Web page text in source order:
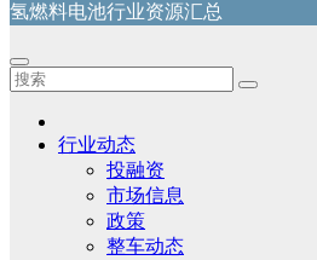
氢燃料电池行业资源汇总
行业动态
投融资
市场信息
政策
整车动态